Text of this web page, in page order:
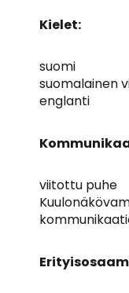
Kielet:
suomi
suomalainen
englanti
viitottu puhe